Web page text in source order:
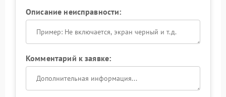
Описание неисправности:
Комментарий к заявке: